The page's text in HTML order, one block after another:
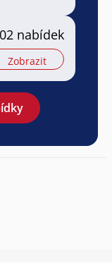
nabídek
Zobrazit